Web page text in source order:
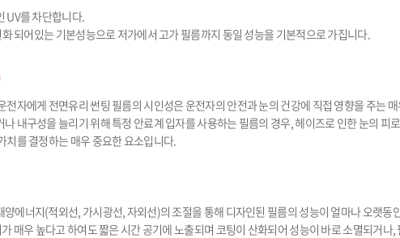
UV를 차단합니다.
되어있는 기본성능으로 저가에서 고가 필름까지 동일 성능을 기본적으로 가집니다.
전자에게 전면유리 썬팅 필름의 시인성은 운전자의 안전과 눈의 건강에 직접 영향을 주는
내구성을 늘리기 위해 특정 안료계 입자를 사용하는 필름의 경우, 헤이즈로 인한 눈의 피
치를 결정하는 매우 중요한 요소입니다.
에너지(적외선, 가시광선, 자외선)의 조절을 통해 디자인된 필름의 성능이 얼마나 오랫동
매우 높다고 하여도 짧은 시간 공기에 노출되며 코팅이 산화되어 성능이 바로 소멸되거나